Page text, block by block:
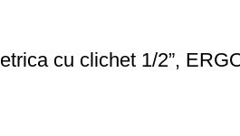
cu clichet 1/2”,